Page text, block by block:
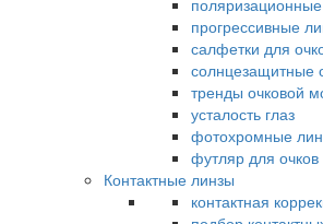
прогрессивные
салфетки для
солнцезащитные
тренды очковой
усталость глаз
фотохромные
футляр для очков
Контактные линзы
контактная